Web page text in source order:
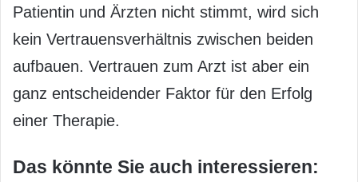
Patientin und Ärzten nicht stimmt, wird sich
kein Vertrauensverhältnis zwischen beiden
aufbauen. Vertrauen zum Arzt ist aber ein
ganz entscheidender Faktor für den Erfolg
einer Therapie.
Das könnte Sie auch interessieren: